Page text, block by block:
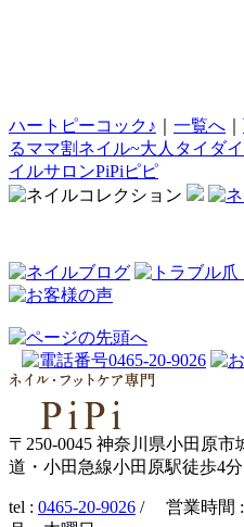
ハートピーコック♪ 一覧へ
るママ割ネイル~大人タイ
イルサロンPiPiピピ
〒250-0045 神奈川県小田原市
道・小田急線小田原駅徒歩4分
tel : 0465-20-9026 / 営業時間 :